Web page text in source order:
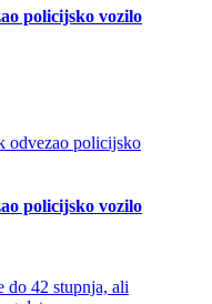
policijsko vozilo
policijsko vozilo